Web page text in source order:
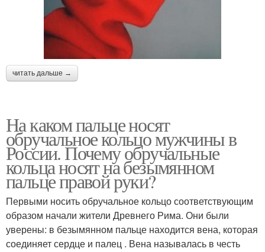
читать дальше →
На каком пальце носят
обручальное кольцо мужчины в
России. Почему обручальные
кольца носят на безымянном
пальце правой руки?
Первыми носить обручальное кольцо соответствующим
образом начали жители Древнего Рима. Они были
уверены: в безымянном пальце находится вена, которая
соединяет сердце и палец . Вена называлась в честь